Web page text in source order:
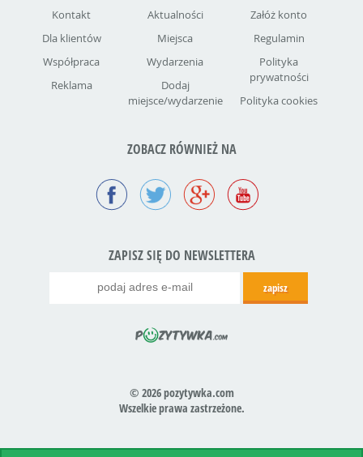
Kontakt
Dla klientów
Współpraca
Reklama
Aktualności
Miejsca
Wydarzenia
Dodaj
miejsce/wydarzenie
Załóż konto
Regulamin
Polityka
prywatności
Polityka cookies
ZOBACZ RÓWNIEŻ NA
ZAPISZ SIĘ DO NEWSLETTERA
© 2026 pozytywka.com
Wszelkie prawa zastrzeżone.